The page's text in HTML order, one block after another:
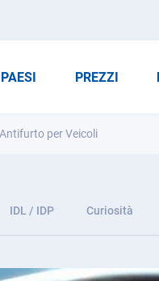
PAESI PREZZI
per Veicoli
IDL / IDP Curiosità